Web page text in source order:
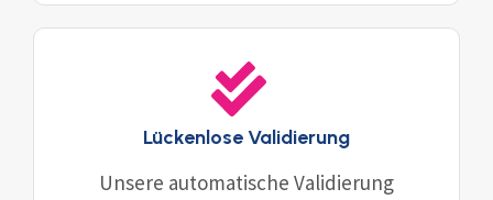
Lückenlose Validierung
Unsere automatische Validierung